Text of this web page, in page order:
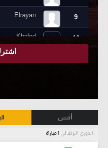
أمس
الدوري البرتغالي